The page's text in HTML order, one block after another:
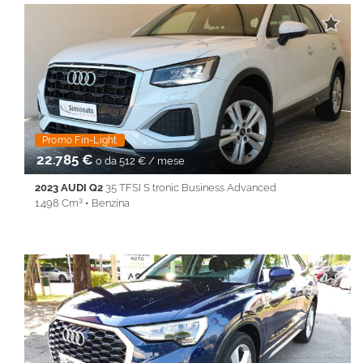
• Autoradio • Autoradio digitale • Bracciolo • Cerchi in lega •
Chiusura centralizzata • Climatizzatore • Controllo elettronico
della corsia • Controllo trazione • Cruise Control • Fari LED •
Frenata d'emergenza assistita • Immobilizzatore elettronico •
Isofix • Sedile posteriore sdoppiato • Sensore di luce • Sensore
di pioggia • Sensori di parcheggio posteriori • Sensori di
parcheggio posteriori • Servosterzo • Specchietti laterali elettrici
• Start/Stop Automatico • Telecamera posteriore • Touch
screen • USB • Vetri oscurati • Volante in pelle • Volante
multifunzione
Promo Fin-Light
22.785 € o da 512 € / mese
2023 AUDI Q2 35 TFSI S tronic Business Advanced
1.498 Cm³ • Benzina
Airbag testa • Autoradio • Autoradio digitale • Barre sul tetto
longitudinali • Bluetooth • Bracciolo • Cerchi in lega • cerchi per
17° • Chiusura centralizzata • Climatizzatore • Controllo
elettronico della corsia • Controllo trazione • Cruise Control •
ESP • Fari LED • Fendinebbia • Frenata d'emergenza assistita •
Immobilizzatore elettronico • Keyless • LINE ASSIST •
Riconoscimento dei segnali stradali • Sensore di luce • Sensore